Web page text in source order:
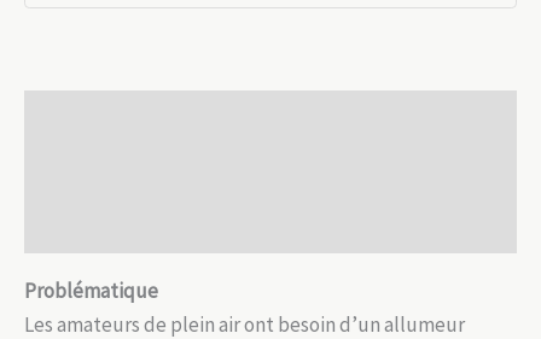
et
Problématique
Les amateurs de plein air ont besoin d’un allumeur